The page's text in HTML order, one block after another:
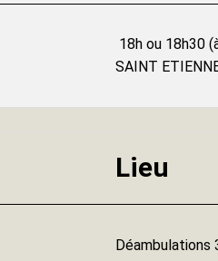
18h ou 18h30
SAINT
Lieu